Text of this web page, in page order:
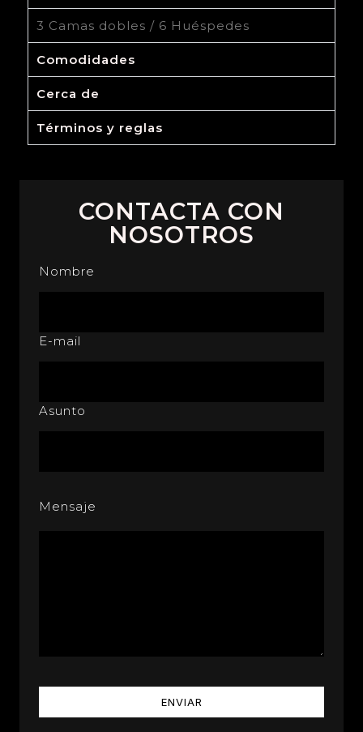
3 Camas dobles / 6 Huéspedes
Comodidades
Cerca de
Términos y reglas
CONTACTA CON
NOSOTROS
Nombre
E-mail
Asunto
Mensaje